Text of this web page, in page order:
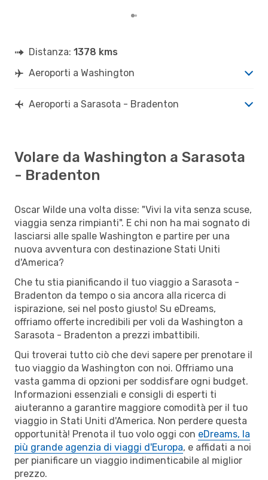
Distanza: 1378 kms
Aeroporti a Washington
Aeroporti a Sarasota - Bradenton
Volare da Washington a Sarasota
- Bradenton
Oscar Wilde una volta disse: "Vivi la vita senza scuse,
viaggia senza rimpianti". E chi non ha mai sognato di
lasciarsi alle spalle Washington e partire per una
nuova avventura con destinazione Stati Uniti
d'America?
Che tu stia pianificando il tuo viaggio a Sarasota -
Bradenton da tempo o sia ancora alla ricerca di
ispirazione, sei nel posto giusto! Su eDreams,
offriamo offerte incredibili per voli da Washington a
Sarasota - Bradenton a prezzi imbattibili.
Qui troverai tutto ciò che devi sapere per prenotare il
tuo viaggio da Washington con noi. Offriamo una
vasta gamma di opzioni per soddisfare ogni budget.
Informazioni essenziali e consigli di esperti ti
aiuteranno a garantire maggiore comodità per il tuo
viaggio in Stati Uniti d'America. Non perdere questa
opportunità! Prenota il tuo volo oggi con eDreams, la
più grande agenzia di viaggi d'Europa, e affidati a noi
per pianificare un viaggio indimenticabile al miglior
prezzo.